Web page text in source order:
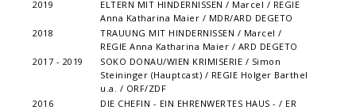
2019
ELTERN MIT HINDERNISSEN / Marcel / REGIE
Anna Katharina Maier / MDR/ARD DEGETO
2018
TRAUUNG MIT HINDERNISSEN / Marcel /
REGIE Anna Katharina Maier / ARD DEGETO
2017 - 2019
SOKO DONAU/WIEN KRIMISERIE / Simon
Steininger (Hauptcast) / REGIE Holger Barthel
u.a. / ORF/ZDF
2016
DIE CHEFIN - EIN EHRENWERTES HAUS - / ER